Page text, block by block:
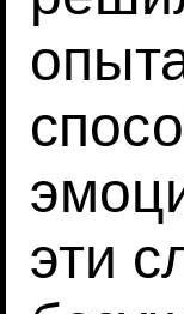
эти